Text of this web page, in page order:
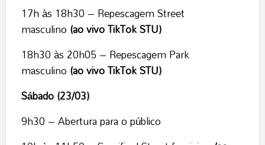
17h às 18h30 – Repescagem Street
masculino (ao vivo TikTok STU)
18h30 às 20h05 – Repescagem Park
masculino (ao vivo TikTok STU)
Sábado (23/03)
9h30 – Abertura para o público